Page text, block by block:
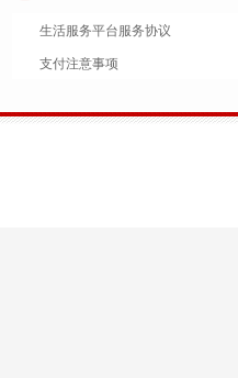
生活服务平台服务协议
支付注意事项